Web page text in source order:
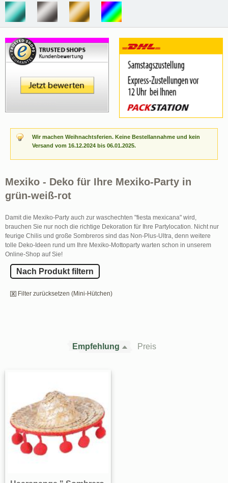
Wir machen Weihnachtsferien. Keine Bestellannahme und kein
Versand vom 16.12.2024 bis 06.01.2025.
Mexiko - Deko für Ihre Mexiko-Party in
grün-weiß-rot
Damit die Mexiko-Party auch zur waschechten "fiesta mexicana" wird,
brauchen Sie nur noch die richtige Dekoration für Ihre Partylocation. Nicht nur
feurige Chilis und große Sombreros sind das Non-Plus-Ultra, denn weitere
tolle Deko-Ideen rund um Ihre Mexiko-Mottoparty warten schon in unserem
Online-Shop auf Sie!
Nach Produkt filtern
Filter zurücksetzen (Mini-Hütchen)
Empfehlung Preis